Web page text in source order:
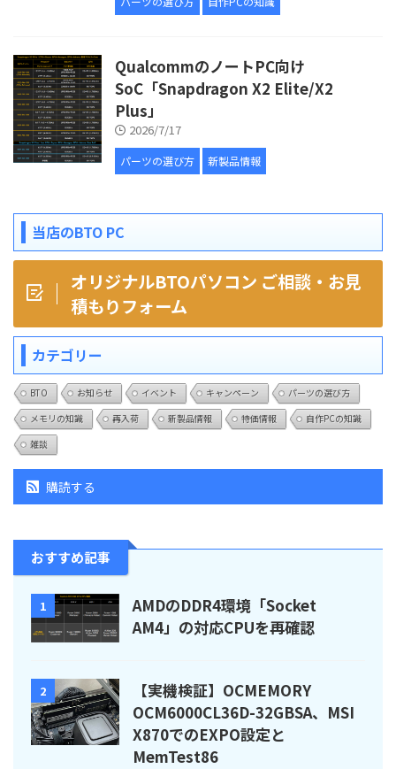
QualcommのノートPC向け
SoC「Snapdragon X2 Elite/X2
Plus」
2026/7/17
パーツの選び方 新製品情報
当店のBTO PC
オリジナルBTOパソコン ご相談・お見
積もりフォーム
カテゴリー
BTO お知らせ イベント キャンペーン
パーツの選び方
メモリの知識
再入荷 新製品情報 特価情報
自作PCの知識
雑談
購読する
おすすめ記事
1
AMDのDDR4環境「Socket
AM4」の対応CPUを再確認
2
【実機検証】OCMEMORY
OCM6000CL36D-32GBSA、MSI
X870でのEXPO設定と
MemTest86